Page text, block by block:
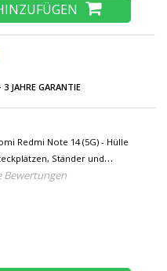
JAHRE GARANTIE
Redmi Note 14 (5G) - Hülle
Ständer und
- Pop-Grip-Cover - Blau
Bewertungen